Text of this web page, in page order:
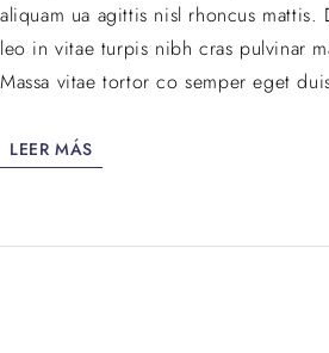
aliquam ua agittis nisl rhoncus
leo in vitae turpis nibh cras pulvinar
Massa vitae tortor co semper eget
LEER MÁS